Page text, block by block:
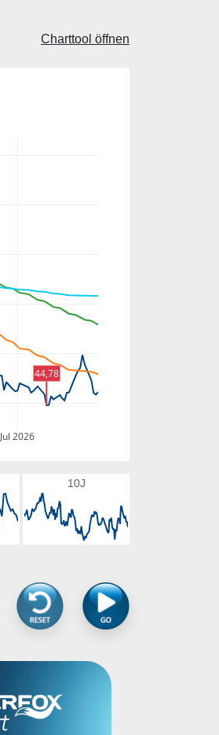
Charttool öffnen
Jul 2026
44,78
10J